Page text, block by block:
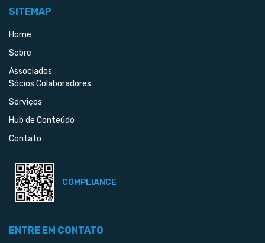
SITEMAP
Home
Sobre
Associados
Sócios Colaboradores
Serviços
Hub de Conteúdo
Contato
COMPLIANCE
ENTRE EM CONTATO